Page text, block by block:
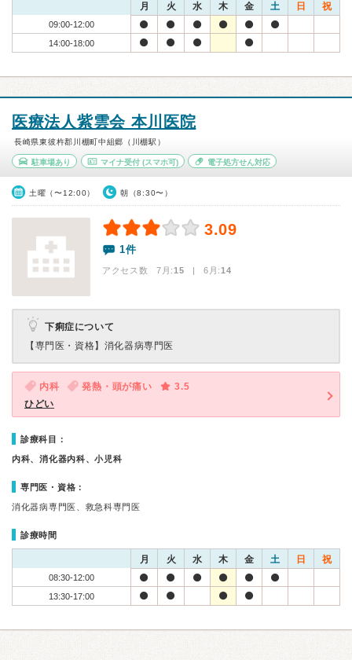
月 火 水 木 金 土 日 祝
09:00-12:00
14:00-18:00
医療法人紫雲会 本川医院
長崎県東彼杵郡川棚町中組郷（川棚駅）
駐車場あり マイナ受付(スマホ可) 電子処方せん対応
土曜（〜12:00） 朝（8:30〜）
3.09
1件
アクセス数 7月:15 | 6月:14
下痢症について
【専門医・資格】 消化器病専門医
内科 発熱・頭が痛い
3.5
ひどい
診療科目：
内科、消化器内科、小児科
専門医・資格：
消化器病専門医、救急科専門医
診療時間
月 火 水 木 金 土 日 祝
08:30-12:00
13:30-17:00